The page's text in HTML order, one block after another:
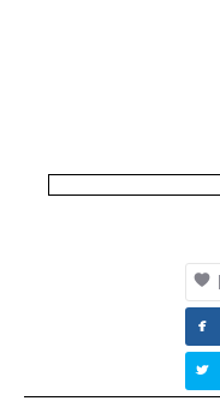
facebook
twitterbird